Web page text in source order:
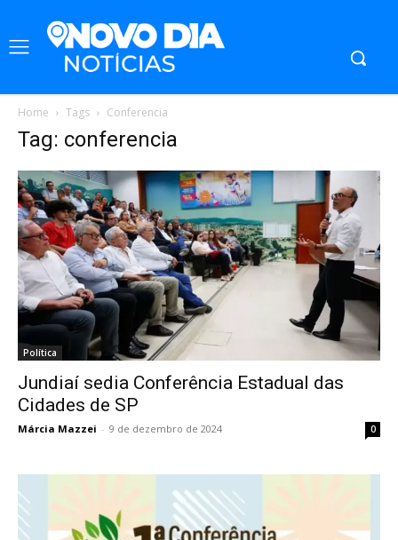
Home Tags Conferencia
Tag: conferencia
Política
Jundiaí sedia Conferência Estadual das
Cidades de SP
Márcia Mazzei - 9 de dezembro de 2024 0